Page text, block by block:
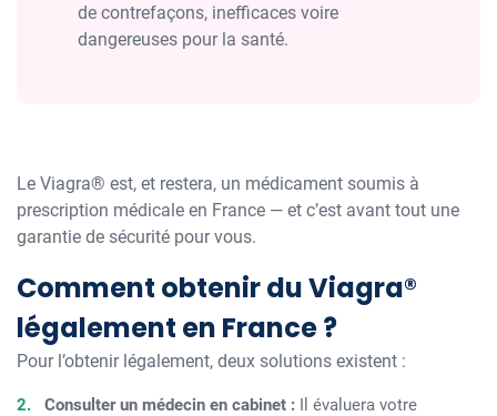
de contrefaçons, inefficaces voire
dangereuses pour la santé.
Le Viagra® est, et restera, un médicament soumis à
prescription médicale en France — et c’est avant tout une
garantie de sécurité pour vous.
Comment obtenir du Viagra®
légalement en France ?
Pour l’obtenir légalement, deux solutions existent :
Consulter un médecin en cabinet : Il évaluera votre